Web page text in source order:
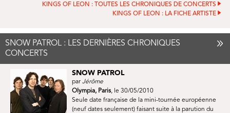
KINGS OF LEON : TOUTES LES CHRONIQUES DE CONCERTS
KINGS OF LEON : LA FICHE ARTISTE
SNOW PATROL : LES DERNIÈRES CHRONIQUES
CONCERTS
SNOW PATROL
par Jérôme
Olympia, Paris, le 30/05/2010
Seule date française de la mini-tournée européenne
(neuf dates seulement) faisant suite à la parution du